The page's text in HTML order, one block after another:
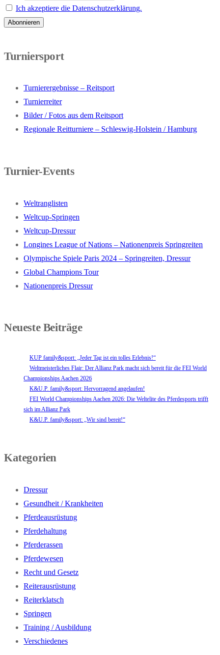
Ich akzeptiere die Datenschutzerklärung.
Turniersport
Turnierergebnisse – Reitsport
Turnierreiter
Bilder / Fotos aus dem Reitsport
Regionale Reitturniere – Schleswig-Holstein / Hamburg
Turnier-Events
Weltranglisten
Weltcup-Springen
Weltcup-Dressur
Longines League of Nations – Nationenpreis Springreiten
Olympische Spiele Paris 2024 – Springreiten, Dressur
Global Champions Tour
Nationenpreis Dressur
Neueste Beiträge
KUP family&sport: „Jeder Tag ist ein tolles Erlebnis!“
Weltmeisterliches Flair: Der Allianz Park macht sich bereit für die FEI World
Championships Aachen 2026
K&U.P. family&sport: Hervorragend angelaufen!
FEI World Championships Aachen 2026: Die Weltelite des Pferdesports trifft
sich im Allianz Park
K&U.P. family&sport: „Wir sind bereit!“
Kategorien
Dressur
Gesundheit / Krankheiten
Pferdeausrüstung
Pferdehaltung
Pferderassen
Pferdewesen
Recht und Gesetz
Reiterausrüstung
Reiterklatsch
Springen
Training / Ausbildung
Verschiedenes